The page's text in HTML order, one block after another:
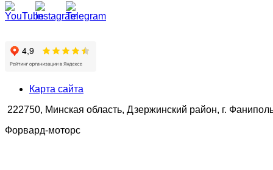
Карта сайта
222750, Минская область, Дзержинский район, г.
Форвард-моторс